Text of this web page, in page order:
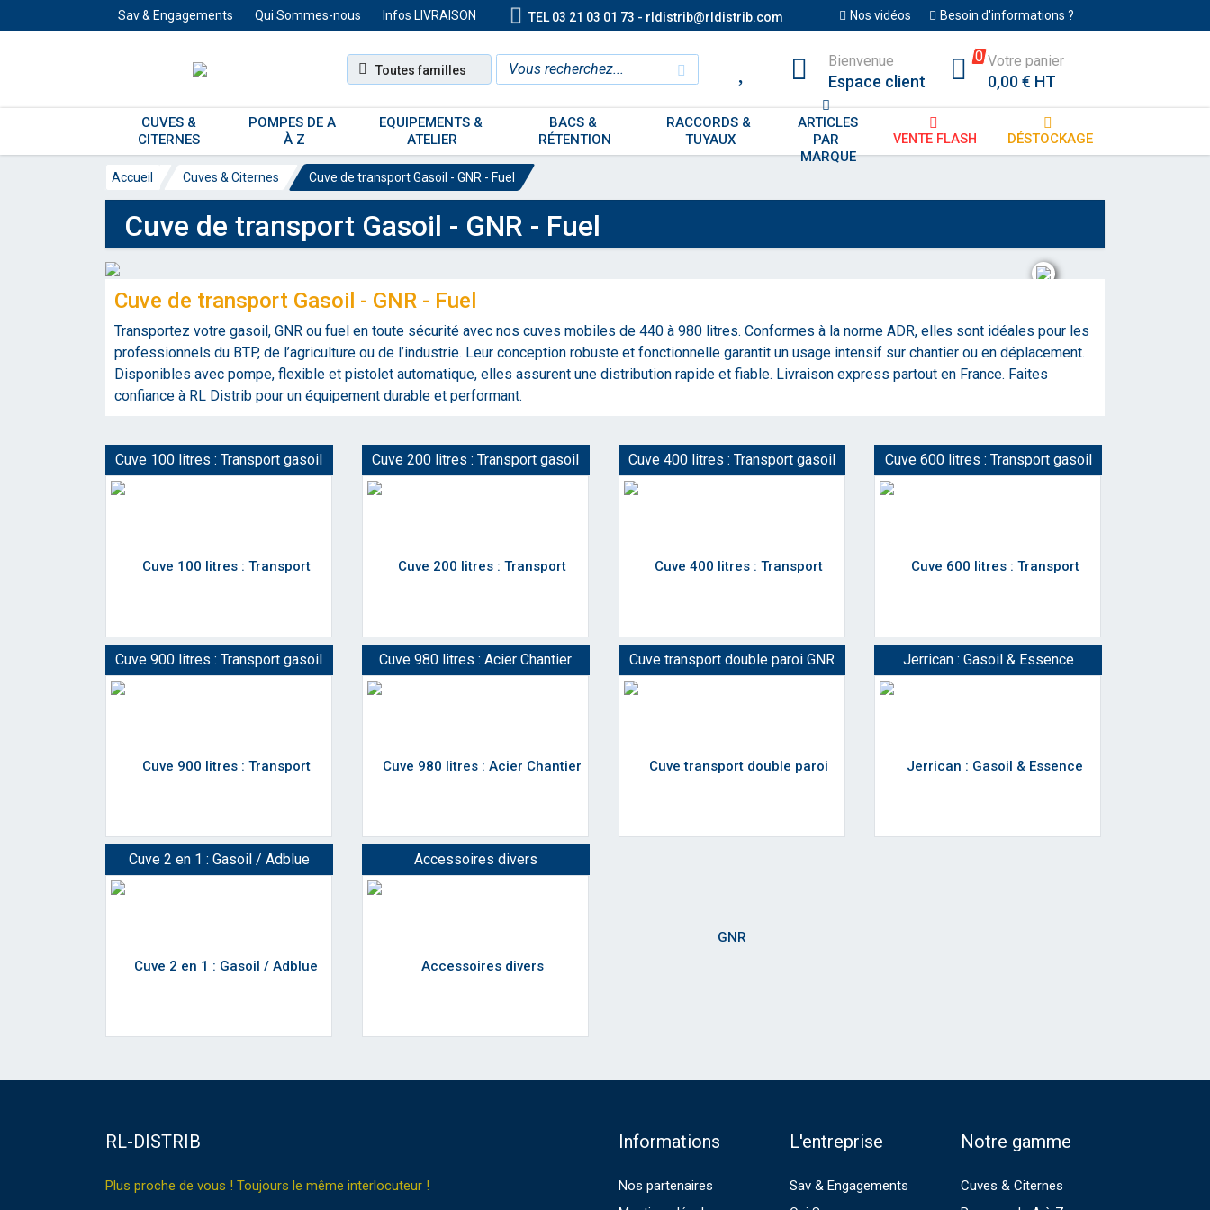
Sav & Engagements Qui Sommes-nous Infos LIVRAISON TEL 03 21 03 01 73 - rldistrib@rldistrib.com Nos vidéos Besoin d'informations ?
CUVES &
CITERNES
POMPES DE A
À Z
EQUIPEMENTS &
ATELIER
BACS &
RÉTENTION
RACCORDS &
TUYAUX
ARTICLES
PAR
MARQUE
VENTE FLASH DÉSTOCKAGE
Toutes familles
Bienvenue
Espace client
0 Votre panier
0,00 € HT
Accueil Cuves & Citernes Cuve de transport Gasoil - GNR - Fuel
Cuve de transport Gasoil - GNR - Fuel
Cuve de transport Gasoil - GNR - Fuel
Transportez votre gasoil, GNR ou fuel en toute sécurité avec nos cuves mobiles de 440 à 980 litres. Conformes à la norme ADR, elles sont idéales pour les
professionnels du BTP, de l’agriculture ou de l’industrie. Leur conception robuste et fonctionnelle garantit un usage intensif sur chantier ou en déplacement.
Disponibles avec pompe, flexible et pistolet automatique, elles assurent une distribution rapide et fiable. Livraison express partout en France. Faites
confiance à RL Distrib pour un équipement durable et performant.
Cuve 100 litres : Transport gasoil Cuve 200 litres : Transport gasoil Cuve 400 litres : Transport gasoil Cuve 600 litres : Transport gasoil
Cuve 900 litres : Transport gasoil Cuve 980 litres : Acier Chantier Cuve transport double paroi GNR Jerrican : Gasoil & Essence
Cuve 2 en 1 : Gasoil / Adblue Accessoires divers
RL-DISTRIB
Plus proche de vous ! Toujours le même interlocuteur !
Informations
Nos partenaires
L'entreprise
Sav & Engagements
Notre gamme
Cuves & Citernes